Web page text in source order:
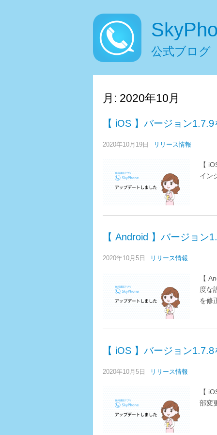
公式ブログ
月: 2020年10月
【 iOS 】バージョン
2020年10月19日 リリース情報
【
イン
【 Android 】バージョン
2020年10月5日 リリース情報
【
度な
を修
【 iOS 】バージョン
2020年10月5日 リリース情報
【
部変